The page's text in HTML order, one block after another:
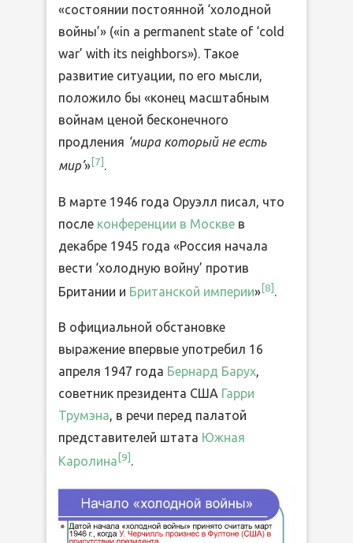
«состоянии постоянной ‘холодной
войны’» («in a permanent state of ‘cold
war’ with its neighbors»). Такое
развитие ситуации, по его мысли,
положило бы «конец масштабным
войнам ценой бесконечного
продления ‘мира который не есть
мир’» [7] .
В марте 1946 года Оруэлл писал, что
после конференции в Москве в
декабре 1945 года «Россия начала
вести ‘холодную войну’ против
Британии и Британской империи» [8] .
В официальной обстановке
выражение впервые употребил 16
апреля 1947 года Бернард Барух,
советник президента США Гарри
Трумэна, в речи перед палатой
представителей штата Южная
Каролина [9] .